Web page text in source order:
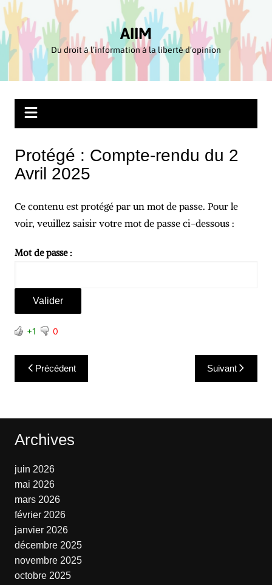
Aller
au
contenu
AIIM
Du droit à l’information à la liberté d’opinion
Protégé : Compte-rendu du 2
Avril 2025
Ce contenu est protégé par un mot de passe. Pour le
voir, veuillez saisir votre mot de passe ci-dessous :
Mot de passe :
+1 0
Navigation
de
Précédent Suivant
Archives
juin 2026
mai 2026
mars 2026
février 2026
janvier 2026
décembre 2025
novembre 2025
octobre 2025